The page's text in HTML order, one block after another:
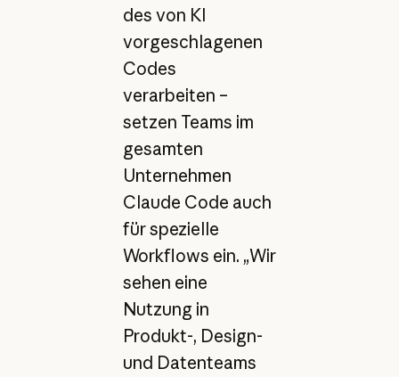
des von KI
vorgeschlagenen
Codes
verarbeiten –
setzen Teams im
gesamten
Unternehmen
Claude Code auch
für spezielle
Workflows ein. „Wir
sehen eine
Nutzung in
Produkt-, Design-
und Datenteams